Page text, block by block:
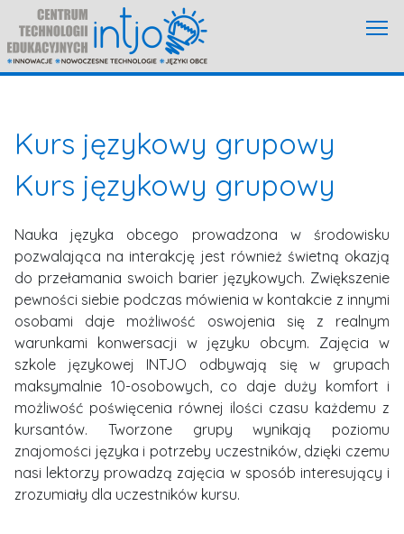
Kurs językowy grupowy
Kurs językowy grupowy
Nauka języka obcego prowadzona w środowisku
pozwalająca na interakcję jest również świetną okazją
do przełamania swoich barier językowych. Zwiększenie
pewności siebie podczas mówienia w kontakcie z innymi
osobami daje możliwość oswojenia się z realnym
warunkami konwersacji w języku obcym. Zajęcia w
szkole językowej INTJO odbywają się w grupach
maksymalnie 10-osobowych, co daje duży komfort i
możliwość poświęcenia równej ilości czasu każdemu z
kursantów. Tworzone grupy wynikają poziomu
znajomości języka i potrzeby uczestników, dzięki czemu
nasi lektorzy prowadzą zajęcia w sposób interesujący i
zrozumiały dla uczestników kursu.